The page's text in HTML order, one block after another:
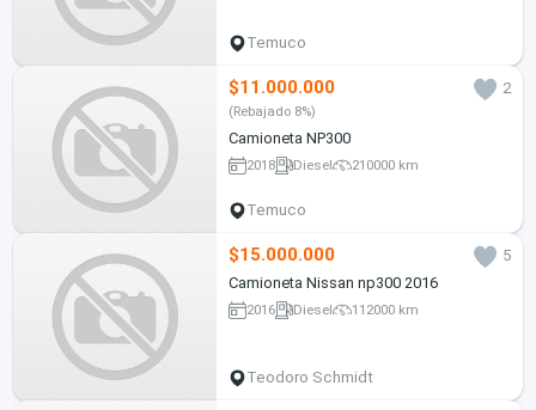
Temuco
$11.000.000 2
(Rebajado 8%)
Camioneta NP300
2018 Diesel 210000 km
Temuco
$15.000.000
5
Camioneta Nissan np300 2016
2016 Diesel 112000 km
Teodoro Schmidt